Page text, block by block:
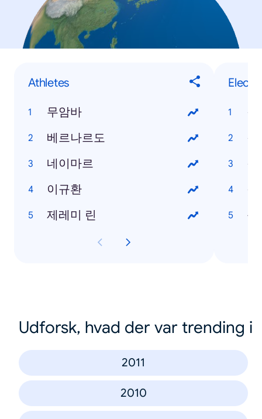
Athletes
무암바
베르나르도
네이마르
이규환
제레미 린
갤
갤
갤
갤
옵
Udforsk, hvad der var trending i
2011
2010